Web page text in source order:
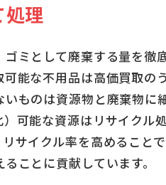
理
ミとして廃棄する量を徹
能な不用品は高価買取の
ものは資源物と廃棄物に
可能な資源はリサイクル
サイクル率を高めること
ことに貢献しています。